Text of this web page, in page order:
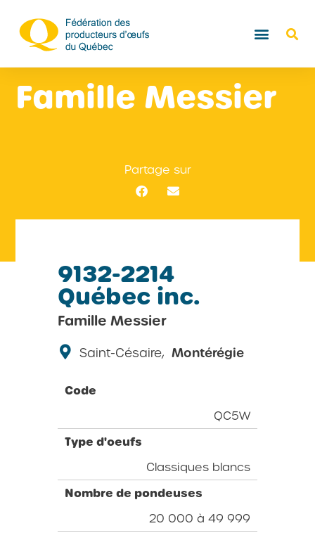
Famille Messier
Partage sur
9132-2214
Québec inc.
Famille Messier
Saint-Césaire, Montérégie
Code
QC5W
Type d'oeufs
Classiques blancs
Nombre de pondeuses
20 000 à 49 999